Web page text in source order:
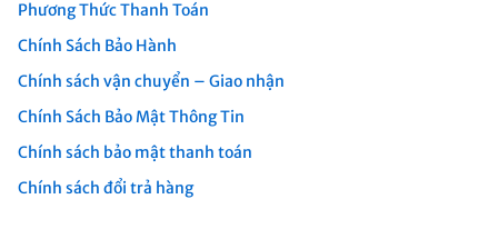
Phương Thức Thanh Toán
Chính Sách Bảo Hành
Chính sách vận chuyển – Giao nhận
Chính Sách Bảo Mật Thông Tin
Chính sách bảo mật thanh toán
Chính sách đổi trả hàng